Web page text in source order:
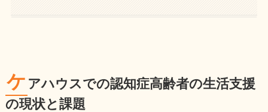
ケ アハウスでの認知症高齢者の生活支援
の現状と課題